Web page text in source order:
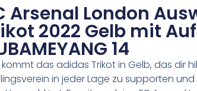
Arsenal London
2022 Gelb mit
14
kommt das adidas Trikot in Gelb, das dir
in jeder Lage zu supporten